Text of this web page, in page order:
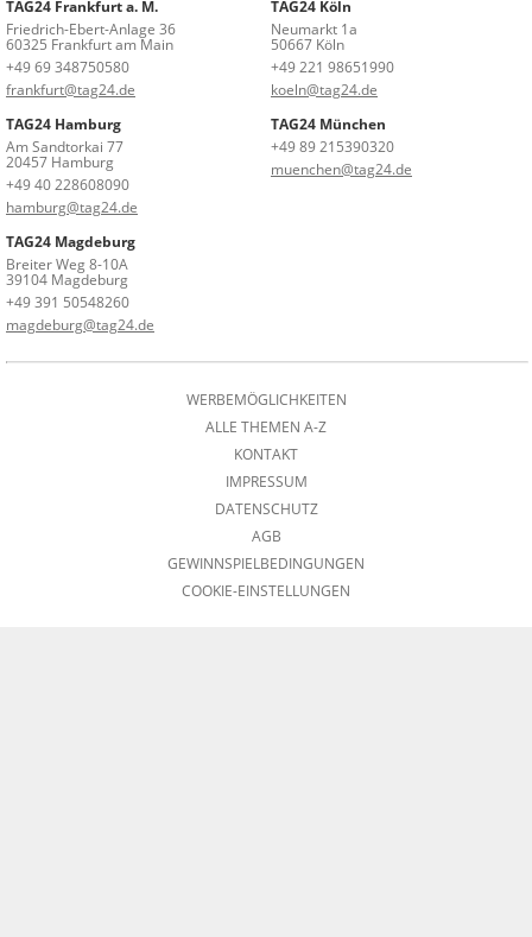
TAG24 Frankfurt a. M.
Friedrich-Ebert-Anlage 36
60325 Frankfurt am Main
+49 69 348750580
frankfurt@tag24.de
TAG24 Köln
Neumarkt 1a
50667 Köln
+49 221 98651990
koeln@tag24.de
TAG24 Hamburg
Am Sandtorkai 77
20457 Hamburg
+49 40 228608090
hamburg@tag24.de
TAG24 München
+49 89 215390320
muenchen@tag24.de
TAG24 Magdeburg
Breiter Weg 8-10A
39104 Magdeburg
+49 391 50548260
magdeburg@tag24.de
WERBEMÖGLICHKEITEN
ALLE THEMEN A-Z
KONTAKT
IMPRESSUM
DATENSCHUTZ
AGB
GEWINNSPIELBEDINGUNGEN
COOKIE-EINSTELLUNGEN